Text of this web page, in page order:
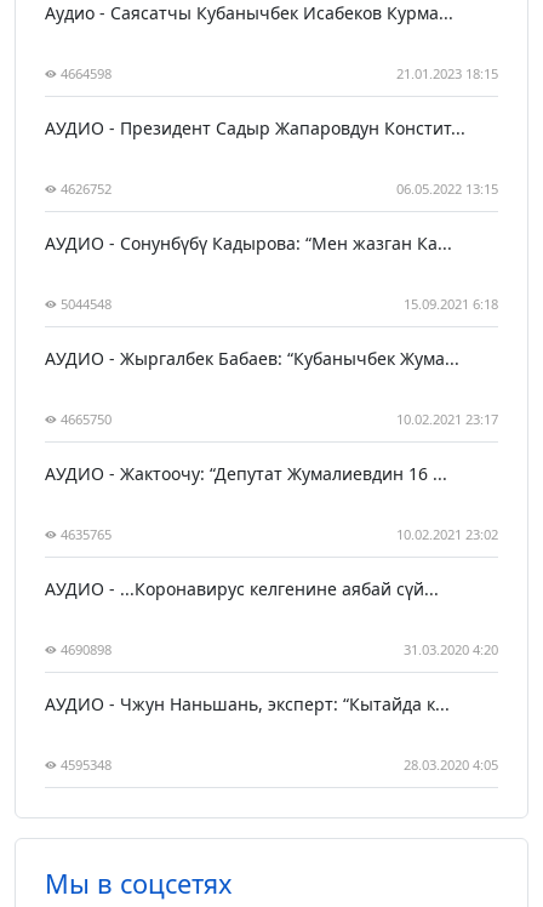
Аудио - Саясатчы Кубанычбек Исабеков Курма...
4664598 21.01.2023 18:15
АУДИО - Президент Садыр Жапаровдун Констит...
4626752 06.05.2022 13:15
АУДИО - Сонунбүбү Кадырова: “Мен жазган Ка...
5044548 15.09.2021 6:18
АУДИО - Жыргалбек Бабаев: “Кубанычбек Жума...
4665750 10.02.2021 23:17
АУДИО - Жактоочу: “Депутат Жумалиевдин 16 ...
4635765 10.02.2021 23:02
АУДИО - ...Коронавирус келгенине аябай сүй...
4690898 31.03.2020 4:20
АУДИО - Чжун Наньшань, эксперт: “Кытайда к...
4595348 28.03.2020 4:05
Мы в соцсетях